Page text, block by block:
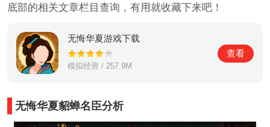
底部的相关文章栏目查询，有用就收藏下来吧！
无悔华夏游戏下载
模拟经营 / 257.9M
查看
无悔华夏貂蝉名臣分析